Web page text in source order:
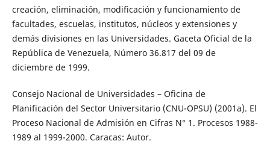
creación, eliminación, modificación y funcionamiento de
facultades, escuelas, institutos, núcleos y extensiones y
demás divisiones en las Universidades. Gaceta Oficial de la
República de Venezuela, Número 36.817 del 09 de
diciembre de 1999.
Consejo Nacional de Universidades – Oficina de
Planificación del Sector Universitario (CNU-OPSU) (2001a). El
Proceso Nacional de Admisión en Cifras N° 1. Procesos 1988-
1989 al 1999-2000. Caracas: Autor.